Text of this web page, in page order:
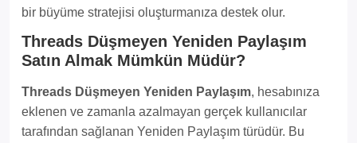
bir büyüme stratejisi oluşturmanıza destek olur.
Threads Düşmeyen Yeniden Paylaşım
Satın Almak Mümkün Müdür?
Threads Düşmeyen Yeniden Paylaşım, hesabınıza
eklenen ve zamanla azalmayan gerçek kullanıcılar
tarafından sağlanan Yeniden Paylaşım türüdür. Bu